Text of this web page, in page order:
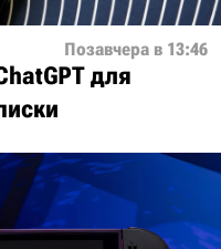
Позавчера в 13:46
для